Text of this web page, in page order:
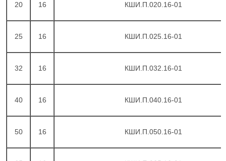
20 16 КШИ.П.020.16-01
25 16 КШИ.П.025.16-01
32 16 КШИ.П.032.16-01
40 16 КШИ.П.040.16-01
50 16 КШИ.П.050.16-01